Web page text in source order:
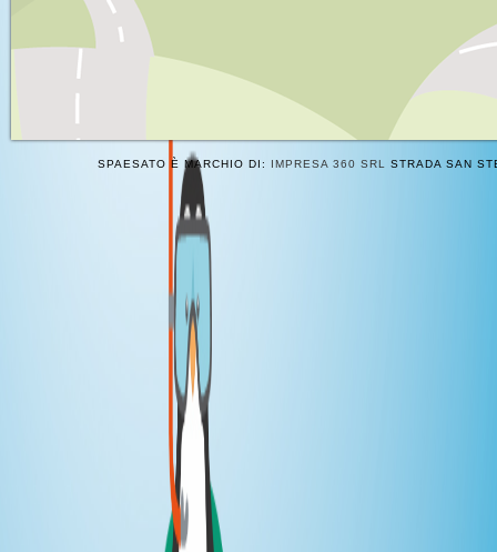
SPAESATO È MARCHIO DI: IMPRESA 360 SRL STRADA SAN